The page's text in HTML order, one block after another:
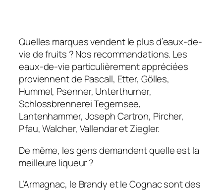
Quelles marques vendent le plus d’eaux-de-
vie de fruits ? Nos recommandations. Les
eaux-de-vie particulièrement appréciées
proviennent de Pascall, Etter, Gölles,
Hummel, Psenner, Unterthurner,
Schlossbrennerei Tegernsee,
Lantenhammer, Joseph Cartron, Pircher,
Pfau, Walcher, Vallendar et Ziegler.
De même, les gens demandent quelle est la
meilleure liqueur ?
L’Armagnac, le Brandy et le Cognac sont des